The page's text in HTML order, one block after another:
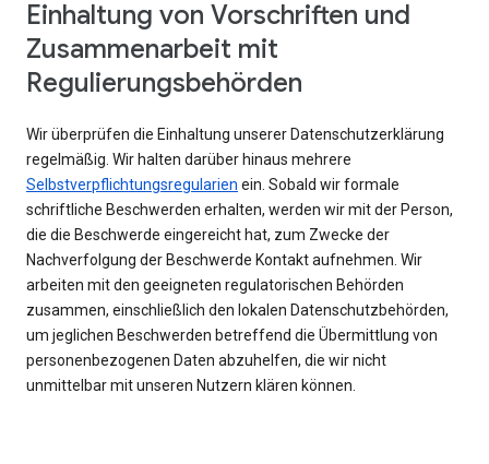
Einhaltung von Vorschriften und
Zusammenarbeit mit
Regulierungsbehörden
Wir überprüfen die Einhaltung unserer Datenschutzerklärung
regelmäßig. Wir halten darüber hinaus mehrere
Selbstverpflichtungsregularien ein. Sobald wir formale
schriftliche Beschwerden erhalten, werden wir mit der Person,
die die Beschwerde eingereicht hat, zum Zwecke der
Nachverfolgung der Beschwerde Kontakt aufnehmen. Wir
arbeiten mit den geeigneten regulatorischen Behörden
zusammen, einschließlich den lokalen Datenschutzbehörden,
um jeglichen Beschwerden betreffend die Übermittlung von
personenbezogenen Daten abzuhelfen, die wir nicht
unmittelbar mit unseren Nutzern klären können.